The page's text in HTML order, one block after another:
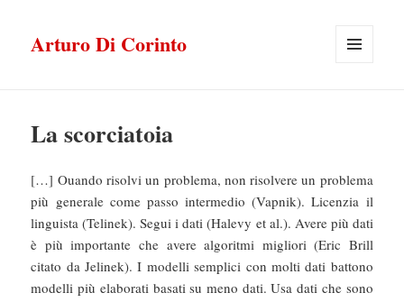
Arturo Di Corinto
La scorciatoia
[…] Ouando risolvi un problema, non risolvere un problema
più generale come passo intermedio (Vapnik). Licenzia il
linguista (Telinek). Segui i dati (Halevy et al.). Avere più dati
è più importante che avere algoritmi migliori (Eric Brill
citato da Jelinek). I modelli semplici con molti dati battono
modelli più elaborati basati su meno dati. Usa dati che sono